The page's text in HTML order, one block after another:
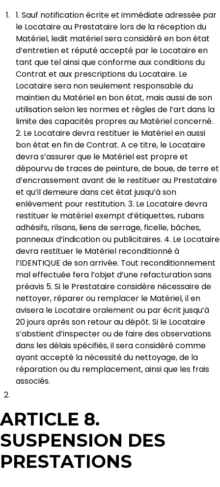
1. Sauf notification écrite et immédiate adressée par
le Locataire au Prestataire lors de la réception du
Matériel, ledit matériel sera considéré en bon état
d’entretien et réputé accepté par le Locataire en
tant que tel ainsi que conforme aux conditions du
Contrat et aux prescriptions du Locataire. Le
Locataire sera non seulement responsable du
maintien du Matériel en bon état, mais aussi de son
utilisation selon les normes et règles de l’art dans la
limite des capacités propres au Matériel concerné.
2. Le Locataire devra restituer le Matériel en aussi
bon état en fin de Contrat. A ce titre, le Locataire
devra s’assurer que le Matériel est propre et
dépourvu de traces de peinture, de boue, de terre et
d’encrassement avant de le restituer au Prestataire
et qu’il demeure dans cet état jusqu’à son
enlèvement pour restitution. 3. Le Locataire devra
restituer le matériel exempt d’étiquettes, rubans
adhésifs, rilsans, liens de serrage, ficelle, bâches,
panneaux d’indication ou publicitaires. 4. Le Locataire
devra restituer le Matériel reconditionné à
l’IDENTIQUE de son arrivée. Tout reconditionnement
mal effectuée fera l’objet d’une refacturation sans
préavis 5. Si le Prestataire considère nécessaire de
nettoyer, réparer ou remplacer le Matériel, il en
avisera le Locataire oralement ou par écrit jusqu’à
20 jours après son retour au dépôt. Si le Locataire
s’abstient d’inspecter ou de faire des observations
dans les délais spécifiés, il sera considéré comme
ayant accepté la nécessité du nettoyage, de la
réparation ou du remplacement, ainsi que les frais
associés.
ARTICLE 8.
SUSPENSION DES
PRESTATIONS